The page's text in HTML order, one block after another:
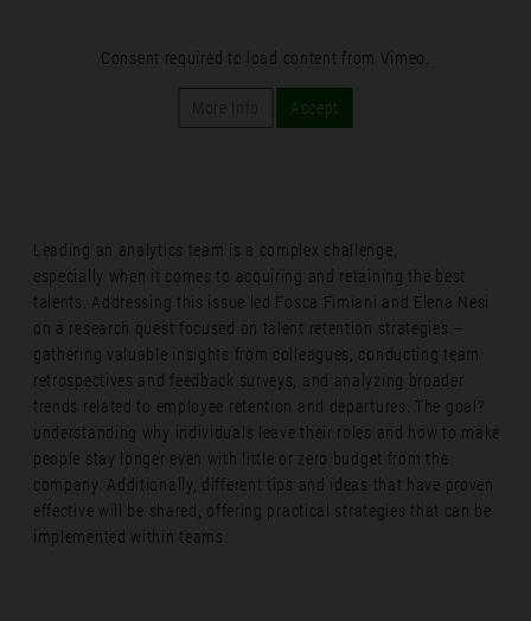
Consent required to load content from Vimeo.
Accept
Leading an analytics team is a complex challenge,
especially when it comes to acquiring and retaining the best
talents. Addressing this issue led Fosca Fimiani and Elena Nesi
on a research quest focused on talent retention strategies –
gathering valuable insights from colleagues, conducting team
retrospectives and feedback surveys, and analyzing broader
trends related to employee retention and departures. The goal?
understanding why individuals leave their roles and how to make
people stay longer even with little or zero budget from the
company. Additionally, different tips and ideas that have proven
effective will be shared, offering practical strategies that can be
implemented within teams.